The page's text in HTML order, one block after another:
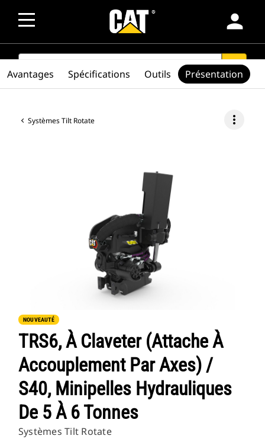
person
SEARCH search
Systèmes Tilt Rotate more_vert
NOUVEAUTÉ
TRS6, À Claveter (attache À
Accouplement Par Axes) /
S40, Minipelles Hydrauliques
De 5 À 6 Tonnes
Systèmes Tilt Rotate
Avantages Spécifications Outils Présentation